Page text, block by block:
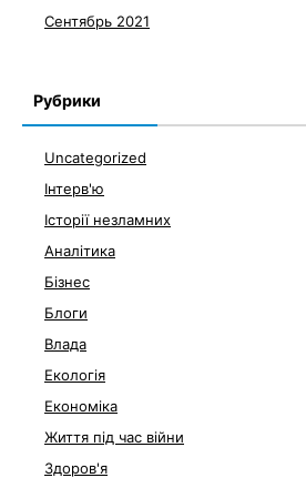
Сентябрь 2021
Рубрики
Uncategorized
Інтерв'ю
Історії незламних
Аналітика
Бізнес
Блоги
Влада
Екологія
Економіка
Життя під час війни
Здоров'я